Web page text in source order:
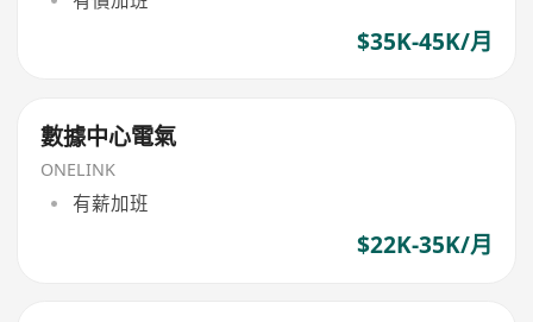
$35K-45K/月
數據中心電氣
ONELINK
有薪加班
$22K-35K/月